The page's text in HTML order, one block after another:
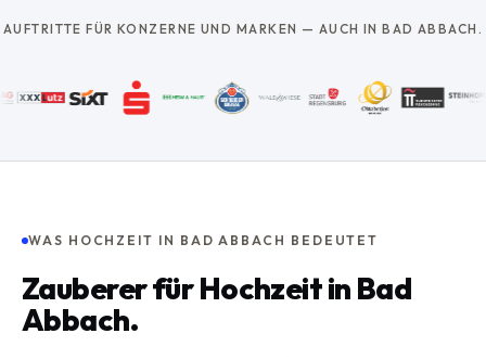
AUFTRITTE FÜR KONZERNE UND MARKEN — AUCH IN BAD ABBACH.
WAS HOCHZEIT IN BAD ABBACH BEDEUTET
Zauberer für Hochzeit in Bad
Abbach.